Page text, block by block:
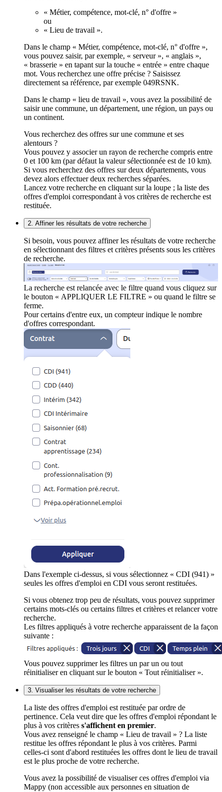
« Métier, compétence, mot-clé, n° d'offre »
ou
« Lieu de travail ».
Dans le champ « Métier, compétence, mot-clé, n° d'offre »,
vous pouvez saisir, par exemple, « serveur », « anglais »,
« brasserie » en tapant sur la touche « entrée » entre chaque
mot. Vous recherchez une offre précise ? Saisissez
directement sa référence, par exemple 049RSNK.
Dans le champ « lieu de travail », vous avez la possibilité de
saisir une commune, un département, une région, un pays ou
un continent.
Vous recherchez des offres sur une commune et ses
alentours ?
Vous pouvez y associer un rayon de recherche compris entre
0 et 100 km (par défaut la valeur sélectionnée est de 10 km).
Si vous recherchez des offres sur deux départements, vous
devez alors effectuer deux recherches séparées.
Lancez votre recherche en cliquant sur la loupe ; la liste des
offres d'emploi correspondant à vos critères de recherche est
restituée.
2. Affiner les résultats de votre recherche
Si besoin, vous pouvez affiner les résultats de votre recherche
en sélectionnant des filtres et critères présents sous les critères
de recherche.
La recherche est relancée avec le filtre quand vous cliquez sur
le bouton « APPLIQUER LE FILTRE » ou quand le filtre se
ferme.
Pour certains d'entre eux, un compteur indique le nombre
d'offres correspondant.
Dans l'exemple ci-dessus, si vous sélectionnez « CDI (941) »
seules les offres d'emploi en CDI vous seront restituées.
Si vous obtenez trop peu de résultats, vous pouvez supprimer
certains mots-clés ou certains filtres et critères et relancer votre
recherche.
Les filtres appliqués à votre recherche apparaissent de la façon
suivante :
Vous pouvez supprimer les filtres un par un ou tout
réinitialiser en cliquant sur le bouton « Tout réinitialiser ».
3. Visualiser les résultats de votre recherche
La liste des offres d'emploi est restituée par ordre de
pertinence. Cela veut dire que les offres d'emploi répondant le
plus à vos critères s'affichent en premier.
Vous avez renseigné le champ « Lieu de travail » ? La liste
restitue les offres répondant le plus à vos critères. Parmi
celles-ci sont d'abord restituées les offres dont le lieu de travail
est le plus proche de votre recherche.
Vous avez la possibilité de visualiser ces offres d'emploi via
Mappy (non accessible aux personnes en situation de